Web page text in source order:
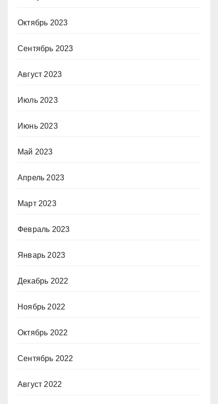
Октябрь 2023
Сентябрь 2023
Август 2023
Июль 2023
Июнь 2023
Май 2023
Апрель 2023
Март 2023
Февраль 2023
Январь 2023
Декабрь 2022
Ноябрь 2022
Октябрь 2022
Сентябрь 2022
Август 2022